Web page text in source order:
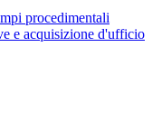
procedimentali
e acquisizione d'ufficio